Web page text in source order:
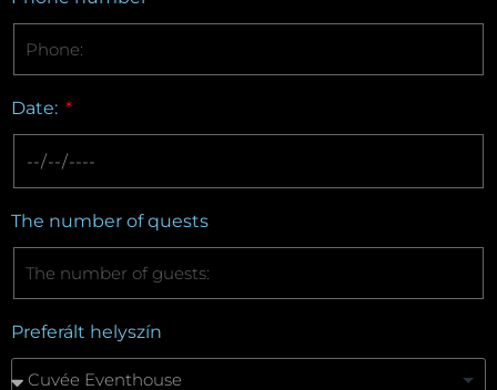
Date:
The number of quests
Preferált helyszín